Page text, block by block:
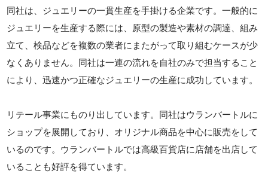
同社は、ジュエリーの一貫生産を手掛ける企業です。一般的に
ジュエリーを生産する際には、原型の製造や素材の調達、組み
立て、検品などを複数の業者にまたがって取り組むケースが少
なくありません。同社は一連の流れを自社のみで担当すること
により、迅速かつ正確なジュエリーの生産に成功しています。
リテール事業にものり出しています。同社はウランバートルに
ショップを展開しており、オリジナル商品を中心に販売をして
いるのです。ウランバートルでは高級百貨店に店舗を出店して
いることも好評を得ています。